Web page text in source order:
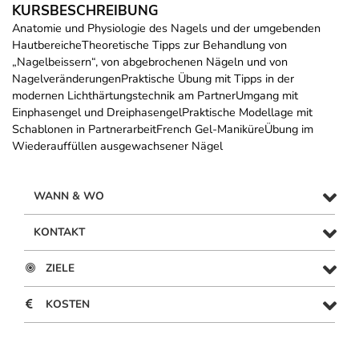
KURSBESCHREIBUNG
Anatomie und Physiologie des Nagels und der umgebenden
HautbereicheTheoretische Tipps zur Behandlung von
„Nagelbeissern“, von abgebrochenen Nägeln und von
NagelveränderungenPraktische Übung mit Tipps in der
modernen Lichthärtungstechnik am PartnerUmgang mit
Einphasengel und DreiphasengelPraktische Modellage mit
Schablonen in PartnerarbeitFrench Gel-ManiküreÜbung im
Wiederauffüllen ausgewachsener Nägel
WANN & WO
KONTAKT
ZIELE
KOSTEN